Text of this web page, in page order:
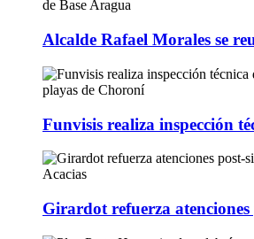
Alcalde Rafael Morales se
Funvisis realiza inspección
Girardot refuerza